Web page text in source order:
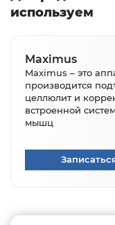
используем
Maximus
Maximus – это
производится
целлюлит и
встроенной
мышц